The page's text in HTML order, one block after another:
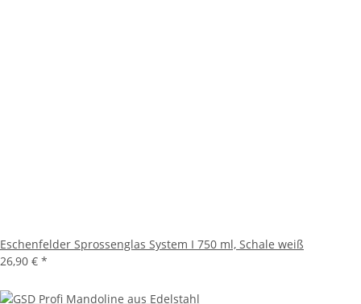
Eschenfelder Sprossenglas System I 750 ml, Schale weiß
26,90 € *